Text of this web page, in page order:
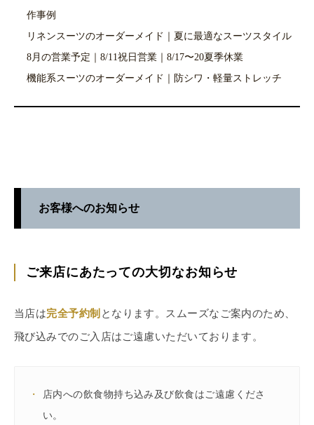
作事例
リネンスーツのオーダーメイド｜夏に最適なスーツスタイル
8月の営業予定｜8/11祝日営業｜8/17〜20夏季休業
機能系スーツのオーダーメイド｜防シワ・軽量ストレッチ
お客様へのお知らせ
ご来店にあたっての大切なお知らせ
当店は完全予約制 となります。スムーズなご案内のため、
飛び込みでのご入店はご遠慮いただいております。
・
店内への飲食物持ち込み及び飲食はご遠慮くださ
い。